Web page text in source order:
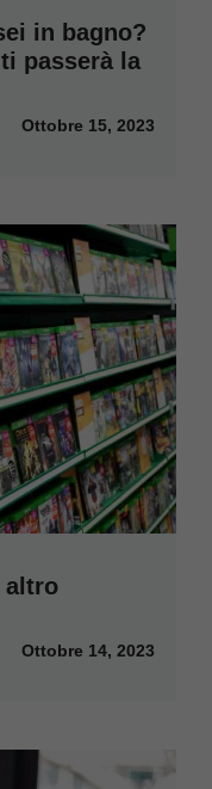
in bagno?
passerà la
Ottobre 15, 2023
altro
Ottobre 14, 2023